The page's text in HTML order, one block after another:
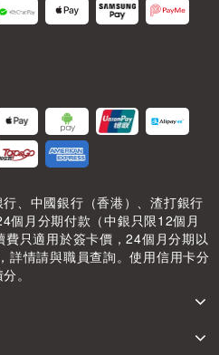
、中國銀行（香港）、渣打銀行
個月分期付款（中銀只限12個月
只適用於簽卡價，24個月分期以
詳情請與職員查詢。使用信用卡分
。